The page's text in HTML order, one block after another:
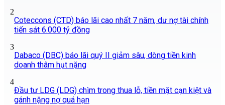
2
Coteccons (CTD) báo lãi cao nhất 7 năm, dư nợ tài chính
tiến sát 6.000 tỷ đồng
3
Dabaco (DBC) báo lãi quý II giảm sâu, dòng tiền kinh
doanh thâm hụt nặng
4
Đầu tư LDG (LDG) chìm trong thua lỗ, tiền mặt cạn kiệt và
gánh nặng nợ quá hạn